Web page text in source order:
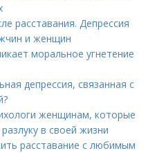
расставания. Депрессия
и женщин
моральное угнетение
депрессия, связанная с
женщинам, которые
в своей жизни
расставание с любимым